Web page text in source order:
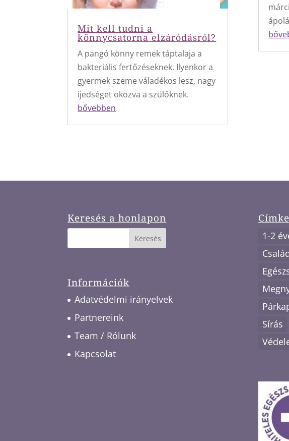
Mit kell tudni a
könnycsatorna elzáródásról?
A pangó könny remek táptalaja a
bakteriális fertőzéseknek. Ilyenkor a
gyermek szeme váladékos lesz, nagy
ijedséget okozva a szülőknek.
bővebben
Keresés a honlapon
Információk
Adatvédelmi irányelvek
Partnereink
Team / Rólunk
Kapcsolat
1-2
Sírás